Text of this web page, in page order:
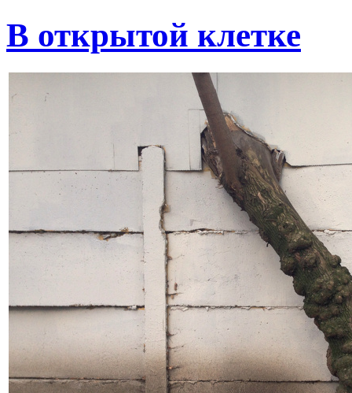
В открытой клетке